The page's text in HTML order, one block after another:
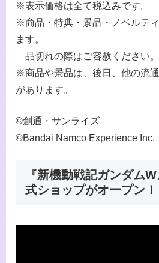
※表示価格は全て税込みです。
※商品・特典・景品・ノベルテ
ます。
品切れの際はご容赦ください。
※商品や景品は、後日、他の流
があります。
©創通・サンライズ
©Bandai Namco Experience Inc.
『新機動戦記ガンダム
式ショップがオープン！